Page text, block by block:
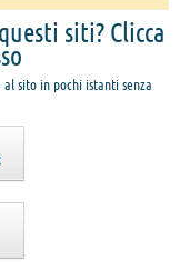
siti? Clicca
sito in pochi istanti senza